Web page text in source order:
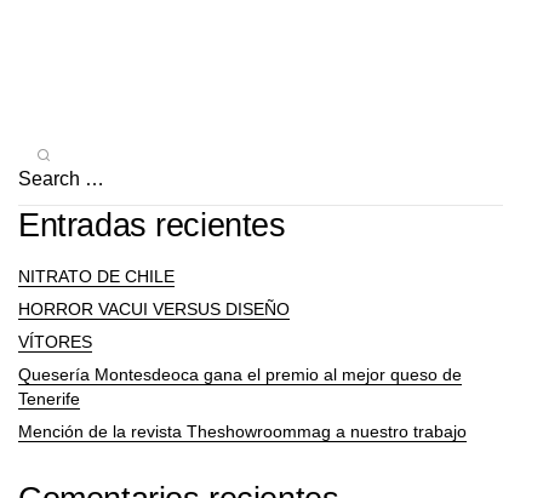
Entradas recientes
NITRATO DE CHILE
HORROR VACUI VERSUS DISEÑO
VÍTORES
Quesería Montesdeoca gana el premio al mejor queso de
Tenerife
Mención de la revista Theshowroommag a nuestro trabajo